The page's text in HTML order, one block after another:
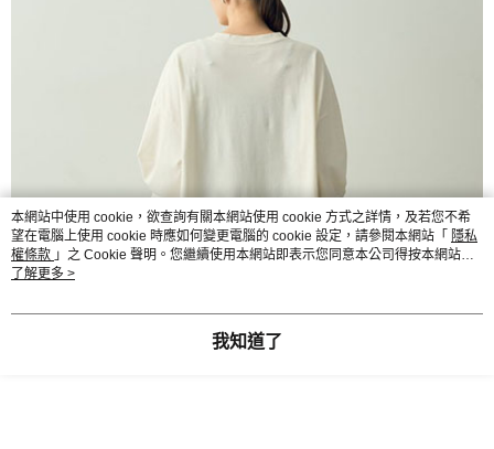
本網站中使用 cookie，欲查詢有關本網站使用 cookie 方式之詳情，及若您不希
望在電腦上使用 cookie 時應如何變更電腦的 cookie 設定，請參閱本網站「 隱私
權條款 」之 Cookie 聲明。您繼續使用本網站即表示您同意本公司得按本網站使
用條款之 Cookie 聲明使用 cookie。
了解更多 >
我知道了